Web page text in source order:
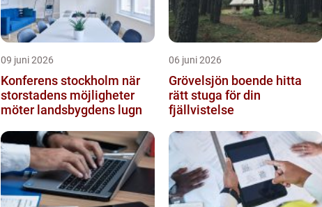
09 juni 2026
Konferens stockholm när
storstadens möjligheter
möter landsbygdens lugn
06 juni 2026
Grövelsjön boende hitta
rätt stuga för din
fjällvistelse